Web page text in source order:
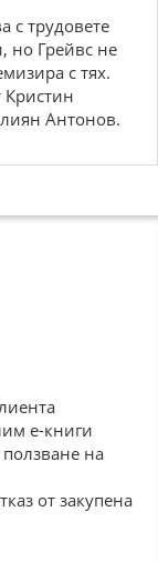
c трудoвeтe
нo Грeйвc нe
c тяx.
Кристин
Антoнoв.
е-книги
на
от закупена